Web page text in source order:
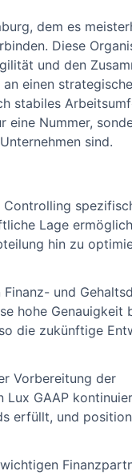
dem es
Diese
und den
einen
stabiles
Nummer,
sind.
Controlling
Lage
hin zu
und
hohe Genauigkeit
die zukünftige
Vorbereitung der
Lux GAAP
erfüllt, und